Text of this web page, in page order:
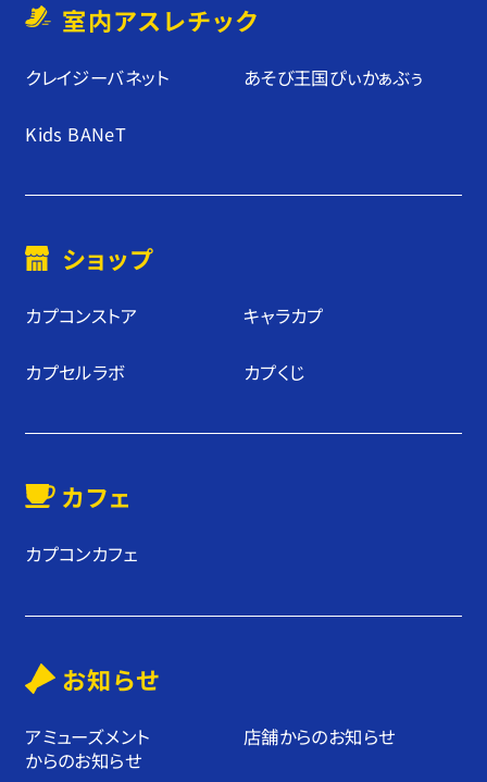
室内アスレチック
クレイジーバネット あそび王国ぴぃかぁぶぅ
Kids BANeT
ショップ
カプコンストア キャラカプ
カプセルラボ カプくじ
カフェ
カプコンカフェ
お知らせ
アミューズメント
からのお知らせ
店舗からのお知らせ